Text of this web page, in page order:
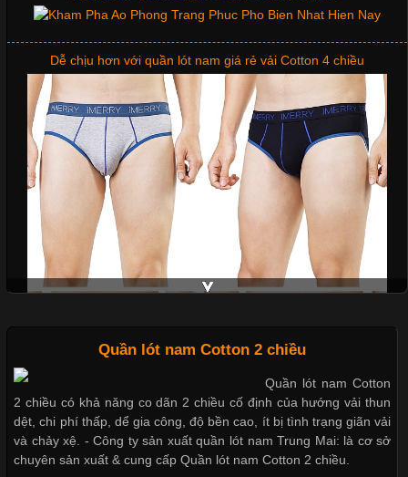
Những Mẫu Áo Thun Đồng Phục Công Ty Được Ưa
Chuộng Hiện Nay
Cập nhật 2026-06-01 14:23:34
Trong môi trường kinh doanh hiện đại, việc xây dựng hình ảnh
chuyên nghiệp đóng vai trò quan trọng đối với sự phát triển của
doanh nghiệp. Một trong những giải pháp hiệu quả được nhiều
đơn vị lựa chọn hiện nay là sử dụng áo thun đồng phục công ty.
Không chỉ giúp tạo sự đồng bộ, áo thun
Vải Lycra Là Gì? Chất Liệu Co Giãn Được Ưa Chuộng Trong
Ngành May Mặc Trong ngành thời trang hiện đại, các loại vải có
khả năng co giãn tốt ngày càng được ưa chuộng nhằm mang lại
cảm giác thoải mái cho người mặc. Trong đó, vải Lycra là một
trong những chất liệu nổi bật nhờ độ đàn hồi cao,
Mẫu quần short quần lót nam nữ hè thu 2017
Quần lót nam Cotton 2 chiều
Quần lót nam Cotton
2 chiều có khả năng co dãn 2 chiều cố định của hướng vải thun
dệt, chi phí thấp, dể gia công, độ bền cao, ít bị tình trạng giãn vải
và chảy xệ. - Công ty sản xuất quần lót nam Trung Mai: là cơ sở
chuyên sản xuất & cung cấp Quần lót nam Cotton 2 chiều.